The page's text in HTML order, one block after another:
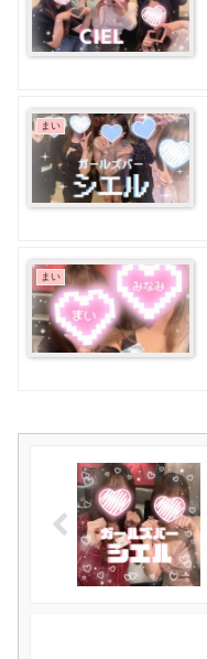
まい
まい